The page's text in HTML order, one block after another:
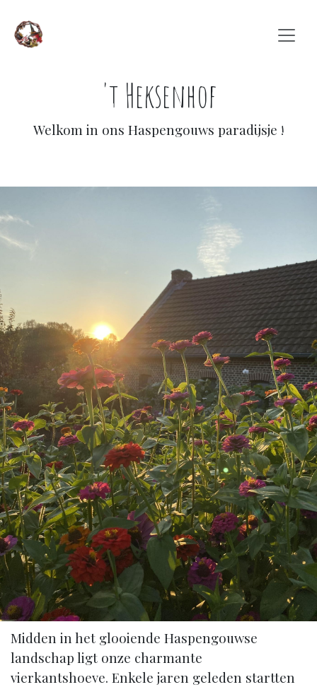
't Heksenhof
Welkom in ons Haspengouws paradijsje !
Midden in het glooiende Haspengouwse
landschap ligt onze charmante
vierkantshoeve. Enkele jaren geleden startten